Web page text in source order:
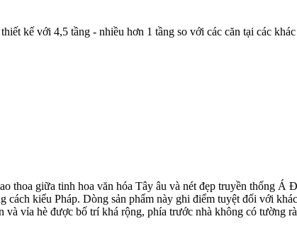
kế với 4,5 tầng - nhiều hơn 1 tầng so với các căn tại các
thoa giữa tinh hoa văn hóa Tây âu và nét đẹp truyền thống
kiểu Pháp. Dòng sản phẩm này ghi điểm tuyệt đối với
vỉa hè được bố trí khá rộng, phía trước nhà không có tường